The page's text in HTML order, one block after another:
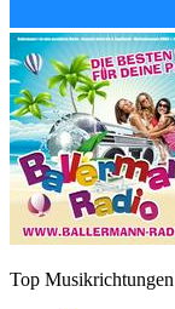
Top Musikrichtungen